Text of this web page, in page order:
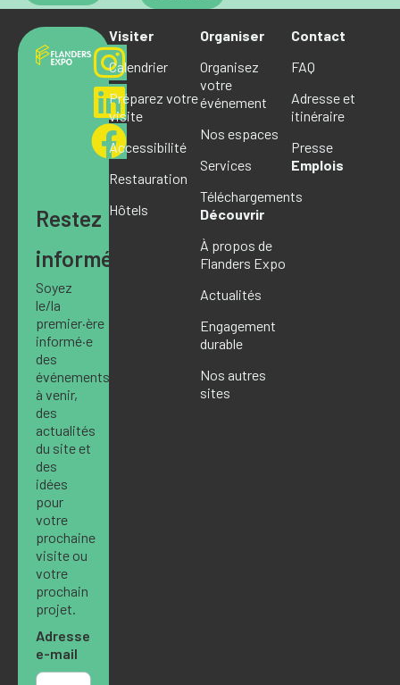
Restez
informé·e
Soyez
le/la
premier·ère
informé·e
des
événements
à venir,
des
actualités
du site et
des
idées
pour
votre
prochaine
visite ou
votre
prochain
projet.
Adresse
e-mail
Visiter
Calendrier
Préparez votre
visite
Accessibilité
Restauration
Hôtels
Organiser
Organisez
votre
événement
Nos espaces
Services
Téléchargements
Découvrir
À propos de
Flanders Expo
Actualités
Engagement
durable
Nos autres
sites
Contact
FAQ
Adresse et
itinéraire
Presse
Emplois